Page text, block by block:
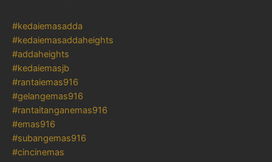
#kedaiemasadda
#kedaiemasaddaheights
#addaheights
#kedaiemasjb
#rantaiemas916
#gelangemas916
#rantaitanganemas916
#emas916
#subangemas916
#cincinemas